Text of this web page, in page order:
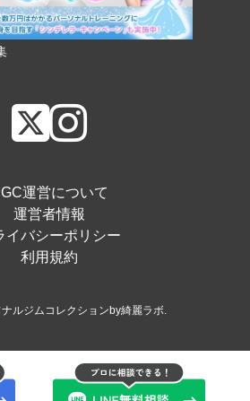
運営について
運営者情報
イバシーポリシー
利用規約
ルジムコレクションby綺麗ラボ.